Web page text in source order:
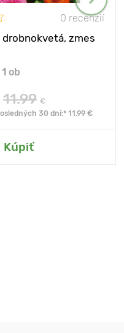
0 recenzií
drobnokvetá, zmes
1 ob
11.99 €
30 dní:* 11.99 €
Kúpiť